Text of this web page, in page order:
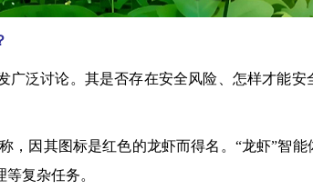
泛讨论。其是否存在安全风险、怎样才能安
因其图标是红色的龙虾而得名。“龙虾”智能
复杂任务。